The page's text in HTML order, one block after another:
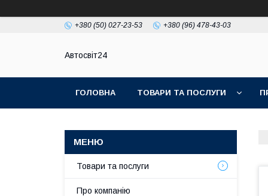
+380 (50) 027-23-53 +380 (96) 478-43-03
Автосвіт24
ГОЛОВНА ТОВАРИ ТА ПОСЛУГИ
Товари та послуги
Про компанію